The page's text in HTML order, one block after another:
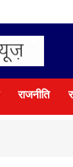
राजनीति